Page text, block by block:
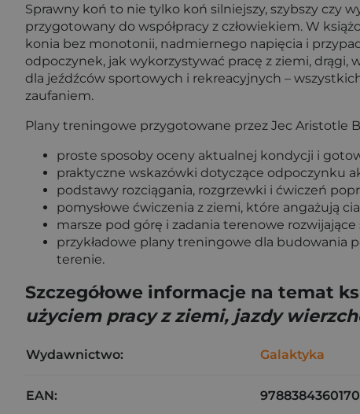
Sprawny koń to nie tylko koń silniejszy, szybszy czy
przygotowany do współpracy z człowiekiem. W
konia bez monotonii, nadmiernego napięcia i
odpoczynek, jak wykorzystywać pracę z ziemi, drągi,
dla jeźdźców sportowych i rekreacyjnych –
zaufaniem.
Plany treningowe przygotowane przez Jec Aristotle
proste sposoby oceny aktualnej kondycji i
praktyczne wskazówki dotyczące odpoczynku
podstawy rozciągania, rozgrzewki i ćwiczeń
pomysłowe ćwiczenia z ziemi, które angażują
marsze pod górę i zadania terenowe
przykładowe plany treningowe dla budowania
terenie.
Szczegółowe informacje na temat
użyciem pracy z ziemi, jazdy
Wydawnictwo: Galaktyka
EAN: 9788384360170